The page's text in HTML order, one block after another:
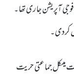
آپریشن جاری تھا۔
کردی۔
میںکل جماعتی حریت